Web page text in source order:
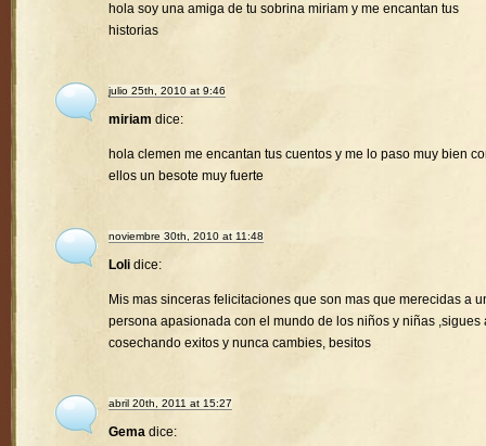
hola soy una amiga de tu sobrina miriam y me encantan tus
historias
julio 25th, 2010 at 9:46
miriam dice:
hola clemen me encantan tus cuentos y me lo paso muy bien
ellos un besote muy fuerte
noviembre 30th, 2010 at 11:48
Loli dice:
Mis mas sinceras felicitaciones que son mas que merecidas a
persona apasionada con el mundo de los niños y niñas ,sigues
cosechando exitos y nunca cambies, besitos
abril 20th, 2011 at 15:27
Gema dice: